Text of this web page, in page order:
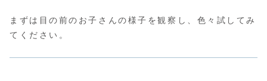
まずは目の前のお子さんの様子を観察し、色々試してみ
てください。